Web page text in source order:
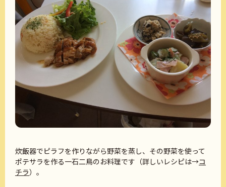
炊飯器でピラフを作りながら野菜を蒸し、その野菜を使って
ポテサラを作る一石二鳥のお料理です（詳しいレシピは→コ
チラ）。